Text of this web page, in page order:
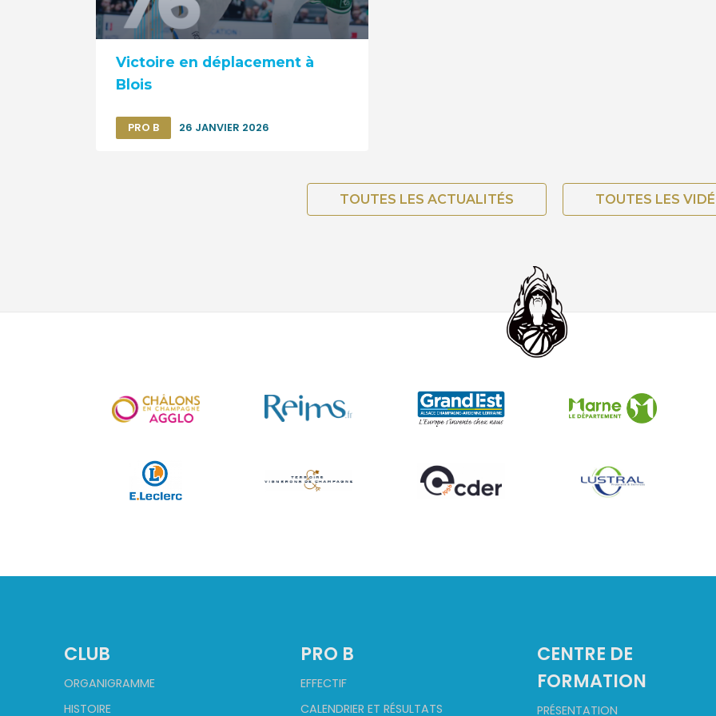
Victoire en déplacement à
Blois
PRO B 26 JANVIER 2026
TOUTES LES ACTUALITÉS TOUTES LES
CLUB
ORGANIGRAMME
HISTOIRE
PRO B
EFFECTIF
CALENDRIER ET RÉSULTATS
CENTRE DE
FORMATION
PRÉSENTATION